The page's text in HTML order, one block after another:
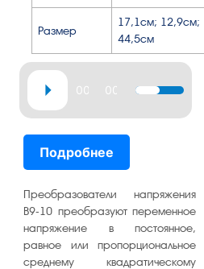
Размер
17,1см; 12,9см;
44,5см
Аудиоплеер
00:0000:33
клавиши
увеличить
или
Подробнее
Преобразователи напряжения
В9-10 преобразуют переменное
напряжение в постоянное,
равное или пропорциональное
среднему квадратическому